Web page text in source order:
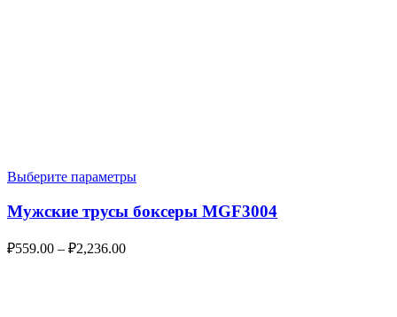
Выберите параметры
Мужские трусы боксеры MGF3004
₽559.00 – ₽2,236.00